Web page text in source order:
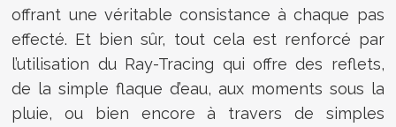
offrant une véritable consistance à chaque pas
effecté. Et bien sûr, tout cela est renforcé par
l’utilisation du Ray-Tracing qui offre des reflets,
de la simple flaque d’eau, aux moments sous la
pluie, ou bien encore à travers de simples